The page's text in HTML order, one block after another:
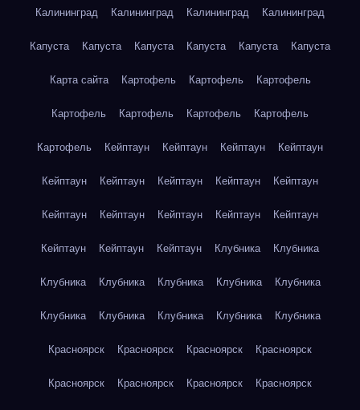
Калининград Калининград Калининград Калининград
Капуста Капуста Капуста Капуста Капуста Капуста
Карта сайта Картофель Картофель Картофель
Картофель Картофель Картофель Картофель
Картофель Кейптаун Кейптаун Кейптаун Кейптаун
Кейптаун Кейптаун Кейптаун Кейптаун Кейптаун
Кейптаун Кейптаун Кейптаун Кейптаун Кейптаун
Кейптаун Кейптаун Кейптаун Клубника Клубника
Клубника Клубника Клубника Клубника Клубника
Клубника Клубника Клубника Клубника Клубника
Красноярск Красноярск Красноярск Красноярск
Красноярск Красноярск Красноярск Красноярск